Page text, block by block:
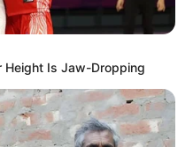
Height Is Jaw-Dropping